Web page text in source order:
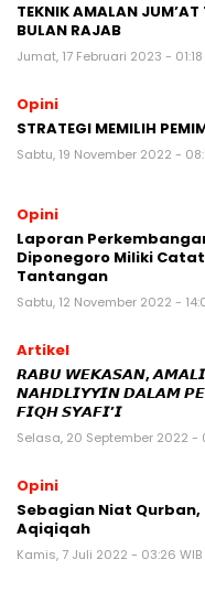
TEKNIK AMALAN JUM’AT
BULAN RAJAB
Jumat, 17 Februari 2023 - 01:18
Opini
STRATEGI MEMILIH
Sabtu, 19 November 2022 -
Opini
Laporan
Diponegoro Miliki
Tantangan
Sabtu, 12 November 2022 -
Artikel
𝙍𝘼𝘽𝙐 𝙒𝙀𝙆𝘼𝙎𝘼𝙉,
𝙉𝘼𝙃𝘿𝙇𝙄𝙔𝙔𝙄𝙉 𝘿𝘼𝙇𝘼𝙈
𝙁𝙄𝙌𝙃 𝙎𝙔𝘼𝙁𝙄’𝙄
Selasa, 20 September 2022 -
Opini
Sebagian Niat
Aqiqiqah
Kamis, 7 Juli 2022 - 03:26 WIB